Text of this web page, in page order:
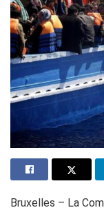
Bruxelles – La